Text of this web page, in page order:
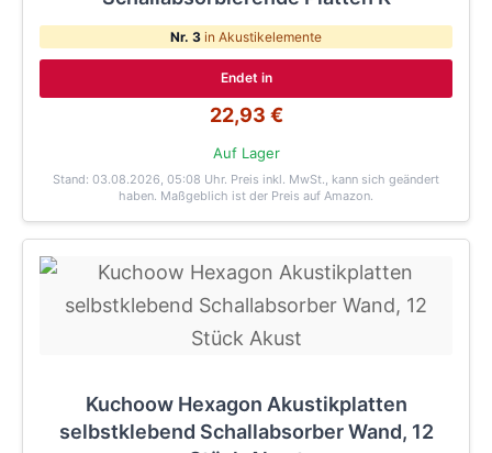
Nr. 3 in Akustikelemente
Endet in
22,93 €
Auf Lager
Stand: 03.08.2026, 05:08 Uhr. Preis inkl. MwSt., kann sich geändert
haben. Maßgeblich ist der Preis auf Amazon.
Kuchoow Hexagon Akustikplatten
selbstklebend Schallabsorber Wand, 12